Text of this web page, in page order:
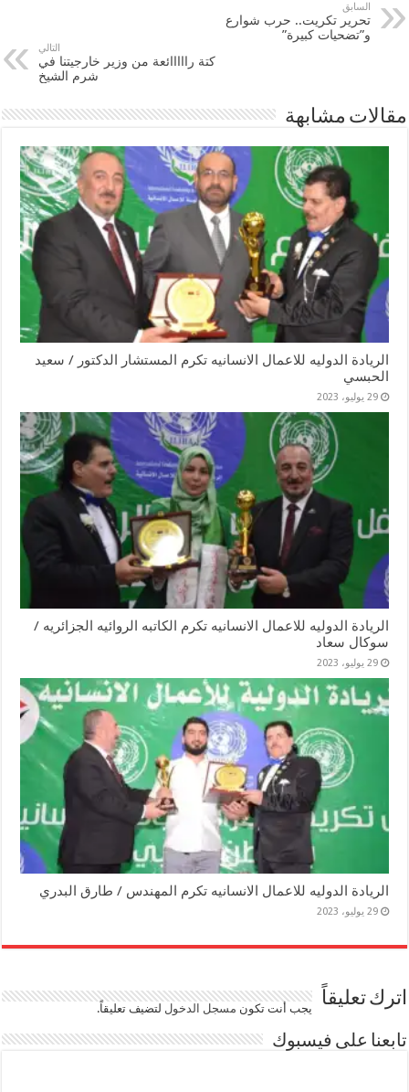
السابق
تحرير تكريت.. حرب شوارع
و”تضحيات كبيرة”
التالي
كتة رااااائعة من وزير خارجيتنا في
شرم الشيخ
مقالات مشابهة
الريادة الدوليه للاعمال الانسانيه تكرم المستشار الدكتور / سعيد
الحبسي
29 يوليو، 2023
الريادة الدوليه للاعمال الانسانيه تكرم الكاتبه الروائيه الجزائريه /
سوكال سعاد
29 يوليو، 2023
الريادة الدوليه للاعمال الانسانيه تكرم المهندس / طارق البدري
29 يوليو، 2023
اترك تعليقاً يجب أنت تكون مسجل الدخوللتضيف تعليقاً.
تابعنا على فيسبوك